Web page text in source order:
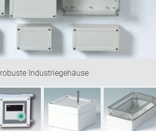
robuste Industriegehäuse